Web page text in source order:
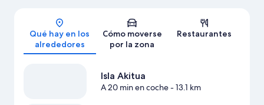
Mapa
Qué hay en los
alrededores
Cómo moverse
por la zona
Restaurantes
Isla Akitua
A 20 min en coche- 13.1 km